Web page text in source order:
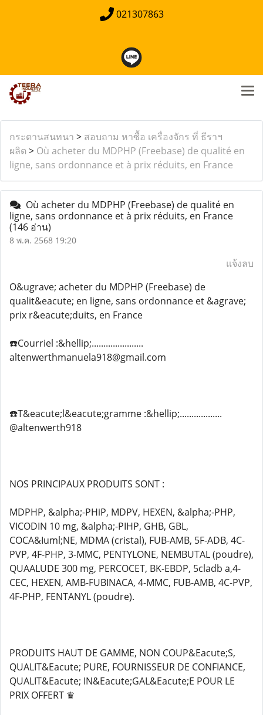
021307863
กระดานสนทนา > สอบถาม หาซื้อ เครื่องจักร ที่ ธีราฯ
ผลิต > Où acheter du MDPHP (Freebase) de qualité en
ligne, sans ordonnance et à prix réduits, en France
Où acheter du MDPHP (Freebase) de qualité en
ligne, sans ordonnance et à prix réduits, en France
(146 อ่าน)
8 พ.ค. 2568 19:20
แจ้งลบ
O&ugrave; acheter du MDPHP (Freebase) de
qualit&eacute; en ligne, sans ordonnance et &agrave;
prix r&eacute;duits, en France
☎️Courriel :&hellip;......................
altenwerthmanuela918@gmail.com
☎️T&eacute;l&eacute;gramme :&hellip;..................
@altenwerth918
NOS PRINCIPAUX PRODUITS SONT :
MDPHP, &alpha;-PHiP, MDPV, HEXEN, &alpha;-PHP,
VICODIN 10 mg, &alpha;-PIHP, GHB, GBL,
COCA&Iuml;NE, MDMA (cristal), FUB-AMB, 5F-ADB, 4C-
PVP, 4F-PHP, 3-MMC, PENTYLONE, NEMBUTAL (poudre),
QUAALUDE 300 mg, PERCOCET, BK-EBDP, 5cladb a,4-
CEC, HEXEN, AMB-FUBINACA, 4-MMC, FUB-AMB, 4C-PVP,
4F-PHP, FENTANYL (poudre).
PRODUITS HAUT DE GAMME, NON COUP&Eacute;S,
QUALIT&Eacute; PURE, FOURNISSEUR DE CONFIANCE,
QUALIT&Eacute; IN&Eacute;GAL&Eacute;E POUR LE
PRIX OFFERT ♛